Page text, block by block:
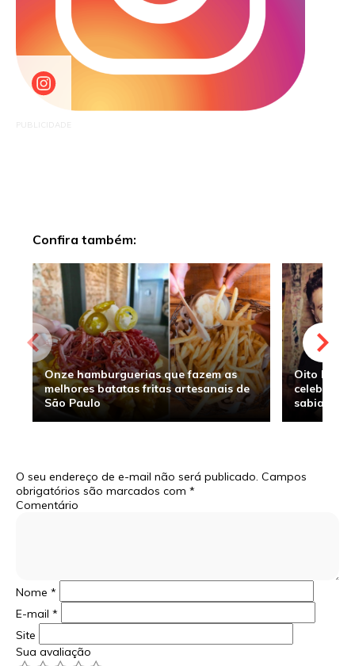
PUBLICIDADE
Confira também:
Onze hamburguerias que fazem as
melhores batatas fritas artesanais de
São Paulo
Oito
sabia
O seu endereço de e-mail não será publicado. Campos
obrigatórios são marcados com *
Comentário
Nome *
E-mail *
Site
Sua avaliação